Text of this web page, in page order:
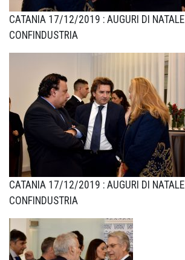
CATANIA 17/12/2019 : AUGURI DI NATALE
CONFINDUSTRIA
CATANIA 17/12/2019 : AUGURI DI NATALE
CONFINDUSTRIA